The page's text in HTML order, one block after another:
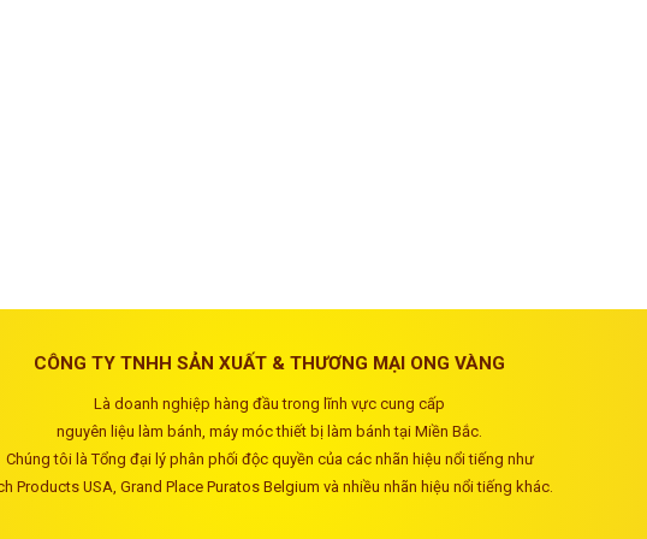
CÔNG TY TNHH SẢN XUẤT & THƯƠNG MẠI ONG VÀNG
Là doanh nghiệp hàng đầu trong lĩnh vực cung cấp
nguyên liệu làm bánh, máy móc thiết bị làm bánh tại Miền Bắc.
Chúng tôi là Tổng đại lý phân phối độc quyền của các nhãn hiệu nổi tiếng như
Products USA, Grand Place Puratos Belgium và nhiều nhãn hiệu nổi tiếng khác.